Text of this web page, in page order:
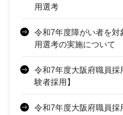
用選考
令和7年度障がい者を
用選考の実施について
令和7年度大阪府職員採
験者採用】
令和7年度大阪府職員採